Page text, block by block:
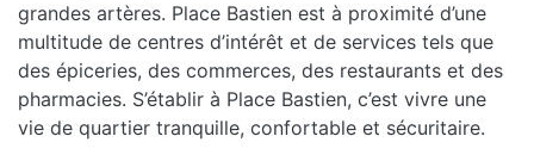
grandes artères. Place Bastien est à proximité d’une
multitude de centres d’intérêt et de services tels que
des épiceries, des commerces, des restaurants et des
pharmacies. S’établir à Place Bastien, c’est vivre une
vie de quartier tranquille, confortable et sécuritaire.